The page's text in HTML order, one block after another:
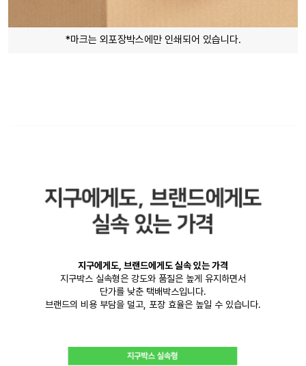
*마크는 외포장박스에만 인쇄되어 있습니다.
지구에게도, 브랜드에게도 실속 있는 가격
지구박스 실속형은 강도와 품질은 높게 유지하면서
단가를 낮춘 택배박스입니다.
브랜드의 비용 부담을 덜고, 포장 효율은 높일 수 있습니다.